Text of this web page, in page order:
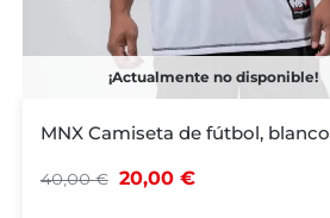
¡Actualmente no disponible!
MNX Camiseta de fútbol, blanco
40,00€ 20,00€